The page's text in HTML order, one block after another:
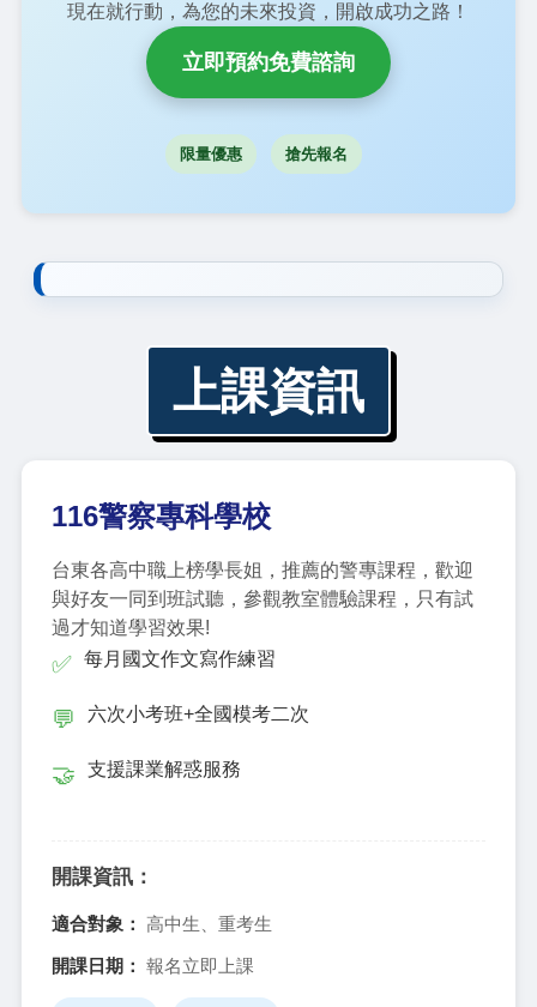
現在就行動，為您的未來投資，開啟成功之路！
立即預約免費諮詢
限量優惠 搶先報名
上課資訊
116警察專科學校
台東各高中職上榜學長姐，推薦的警專課程，歡迎
與好友一同到班試聽，參觀教室體驗課程，只有試
過才知道學習效果!
✅ 每月國文作文寫作練習
💬 六次小考班+全國模考二次
🤝 支援課業解惑服務
開課資訊：
適合對象： 高中生、重考生
開課日期： 報名立即上課